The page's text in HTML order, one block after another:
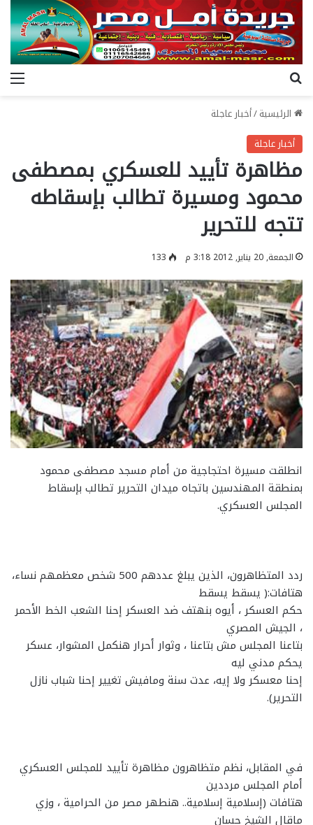
الرئيسية/أخبار عاجلة
أخبار عاجلة
مظاهرة تأييد للعسكري بمصطفى
محمود ومسيرة تطالب بإسقاطه
تتجه للتحرير
الجمعة, 20 يناير, 2012 3:18 م 133
انطلقت مسيرة احتجاجية من أمام مسجد مصطفى محمود
بمنطقة المهندسين باتجاه ميدان التحرير تطالب بإسقاط
المجلس العسكري.
ردد المتظاهرون، الذين يبلغ عددهم 500 شخص معظمهم نساء،
هتافات:( يسقط يسقط
حكم العسكر ، أيوه بنهتف ضد العسكر إحنا الشعب الخط الأحمر
، الجيش المصري
بتاعنا المجلس مش بتاعنا ، وثوار أحرار هنكمل المشوار، عسكر
يحكم مدني ليه
إحنا معسكر ولا إيه، عدت سنة ومافيش تغيير إحنا شباب نازل
التحرير).
في المقابل، نظم متظاهرون مظاهرة تأييد للمجلس العسكري
أمام المجلس مرددين
هتافات (إسلامية إسلامية.. هنطهر مصر من الحرامية ، وزي
ماقال الشيخ حسان